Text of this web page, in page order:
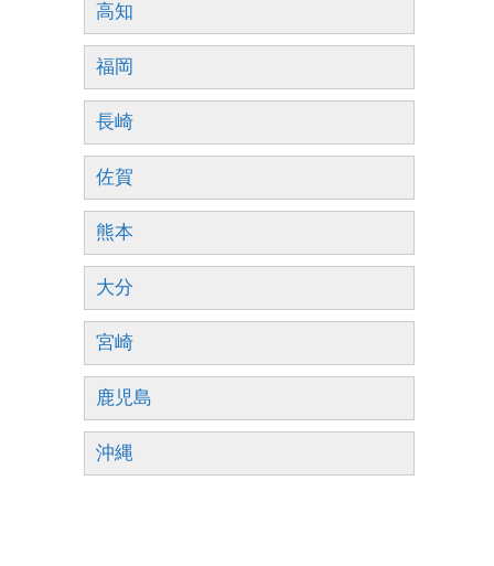
高知
福岡
長崎
佐賀
熊本
大分
宮崎
鹿児島
沖縄